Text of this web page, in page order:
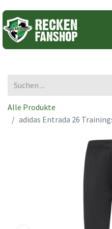
Alle Produkte
adidas Entrada 26